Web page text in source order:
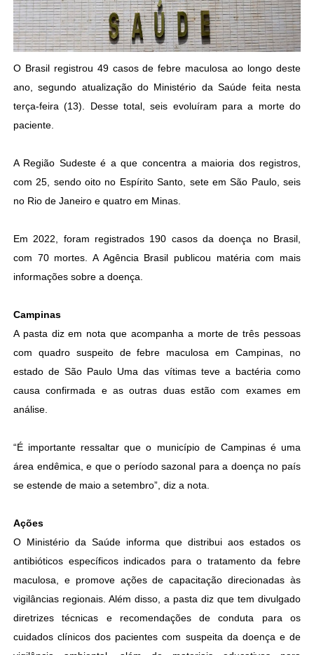
O Brasil registrou 49 casos de febre maculosa ao longo deste
ano, segundo atualização do Ministério da Saúde feita nesta
terça-feira (13). Desse total, seis evoluíram para a morte do
paciente.
A Região Sudeste é a que concentra a maioria dos registros,
com 25, sendo oito no Espírito Santo, sete em São Paulo, seis
no Rio de Janeiro e quatro em Minas.
Em 2022, foram registrados 190 casos da doença no Brasil,
com 70 mortes. A Agência Brasil publicou matéria com mais
informações sobre a doença.
Campinas
A pasta diz em nota que acompanha a morte de três pessoas
com quadro suspeito de febre maculosa em Campinas, no
estado de São Paulo Uma das vítimas teve a bactéria como
causa confirmada e as outras duas estão com exames em
análise.
“É importante ressaltar que o município de Campinas é uma
área endêmica, e que o período sazonal para a doença no país
se estende de maio a setembro”, diz a nota.
Ações
O Ministério da Saúde informa que distribui aos estados os
antibióticos específicos indicados para o tratamento da febre
maculosa, e promove ações de capacitação direcionadas às
vigilâncias regionais. Além disso, a pasta diz que tem divulgado
diretrizes técnicas e recomendações de conduta para os
cuidados clínicos dos pacientes com suspeita da doença e de